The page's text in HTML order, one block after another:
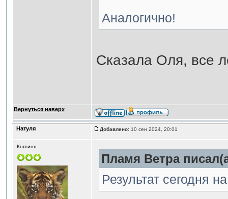
Аналогично!
Сказала Оля, все
Вернуться наверх
Натуля Добавлено:10 сен 2024, 20:01
Княгиня
Пламя Ветра
Результат сегодня